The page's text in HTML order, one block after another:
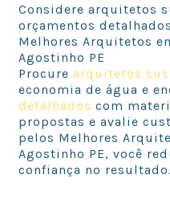
Considere arquitetos
orçamentos
Melhores Arquitetos
Agostinho PE
Procure arquitetos
economia de água e
detalhados com
propostas e avalie
pelos Melhores
Agostinho PE, você
confiança no resultado.